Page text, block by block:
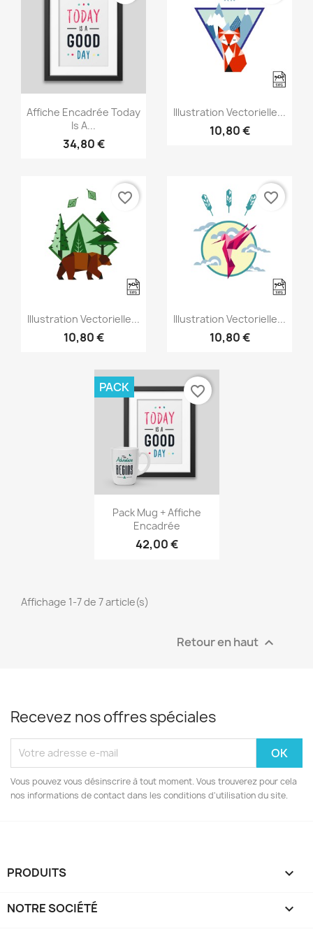
Aperçu rapide
Affiche Encadrée Today
Is A...
34,80 €
Aperçu rapide
Illustration Vectorielle...
10,80 €
Aperçu rapide
Illustration Vectorielle...
10,80 €
favorite_border
Aperçu rapide
Illustration Vectorielle...
10,80 €
favorite_border
Aperçu rapide
Pack Mug + Affiche
Encadrée
42,00 €
PACK favorite_border
Affichage 1-7 de 7 article(s)
Retour en haut 
Recevez nos offres spéciales
Vous pouvez vous désinscrire à tout moment. Vous trouverez pour cela
nos informations de contact dans les conditions d'utilisation du site.
PRODUITS 
NOTRE SOCIÉTÉ 